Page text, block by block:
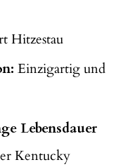
Hitzestau
Einzigartig und
Lebensdauer
Kentucky